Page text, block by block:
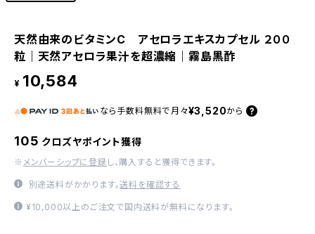
天然由来のビタミンC アセロラエキスカプセル ２００
粒｜天然アセロラ果汁を超濃縮｜霧島黒酢
¥ 10,584
なら 手数料無料で 月々¥3,520から
105 クロズヤポイント獲得
※ メンバーシップに登録 し、購入すると獲得できます。
別途送料がかかります。送料を確認する
¥10,000以上のご注文で国内送料が無料になります。